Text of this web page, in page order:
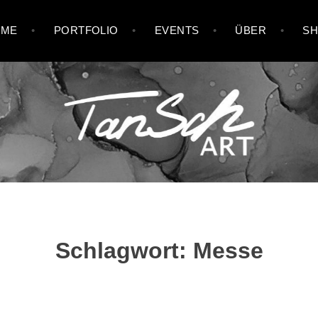
PORTFOLIO EVENTS ÜBER
Schlagwort: Messe